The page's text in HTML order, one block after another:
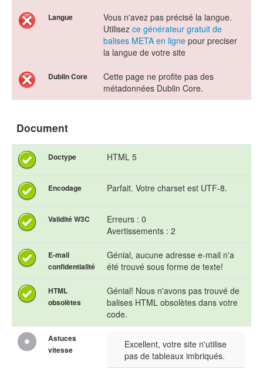
Langue
Vous n'avez pas précisé la langue.
Utilisez ce générateur gratuit de
balises META en ligne pour preciser
la langue de votre site
Dublin Core
Cette page ne profite pas des
métadonnées Dublin Core.
Document
Doctype HTML 5
Encodage Parfait. Votre charset est UTF-8.
Validité W3C
Erreurs : 0
Avertissements : 2
E-mail
confidentialité
Génial, aucune adresse e-mail n'a
été trouvé sous forme de texte!
HTML
obsolètes
Génial! Nous n'avons pas trouvé de
balises HTML obsolètes dans votre
code.
Astuces
vitesse
Excellent, votre site n'utilise
pas de tableaux imbriqués.